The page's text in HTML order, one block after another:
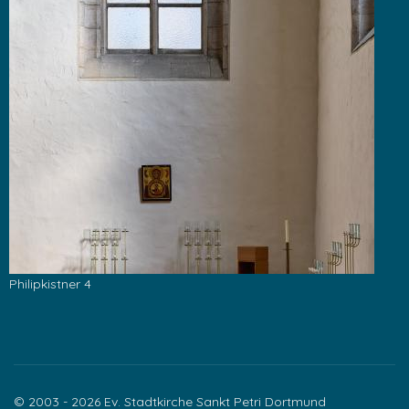
Philipkistner 4
© 2003 - 2026 Ev. Stadtkirche Sankt Petri Dortmund